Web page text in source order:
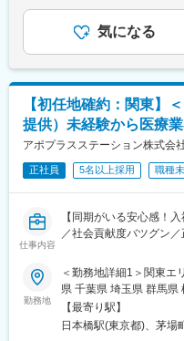
ができ、PMとして顧客
本社で事業企画や採用
す。複数のプロジェク
くことを期待しています
■勤務地：
（1）北海道：北海道
（2）東北：青森・秋田
（3）関東：東京・神奈
（5）東海：愛知・岐阜
（8）中国：岡山・広島
（9）四国：香川・徳島
縄
変更の範囲：会社の定め
具体的には、「どんな
品質に問題はないか」
自分が関わった薬が患
いのある仕事です
＼求人のポイント／
◎未経験から医療業界へ
◎3ヶ月研修＋OJTでゼ
◎年収500万円～＋社宅
◎異業種出身者（営業
■入社後の流れ
▽約3ヶ月の研修（医療
けながら実務習得
▽キャリア形成（MR経
へのキャリアアップ＆
■充実した研修制度
を全額支給 ■賞与年2回
全国勤務が可能な方は
後の翌月給与で支給)賃
通じて上下する可能性
表記です。
気になる
【初任地確約：関東】
提供）未経験から医療
アポプラスステーション株式会
正社員 5名以上採用 職種
仕事内容
【同期がいる安心感！
／社会貢献度バツグン
★本ポジションは、未
・医療を通じて社会に
・仕事を通じて学びを
・専門職として知識、技
・内資系の安定企業で働
勤務地
＜勤務地詳細1＞関東エ
県 千葉県 埼玉県 群馬県
致します。受動喫煙対
所：東京都中央区日本
【最寄り駅】
日本橋駅(東京都)、茅場